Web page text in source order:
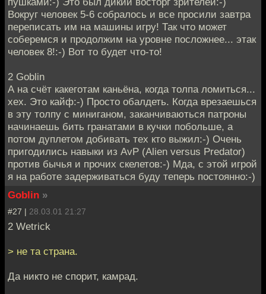
Вокруг человек 5-6 собралось и все просили завтра
переписать им на машины игру! Так что может
соберемся и продолжим на уровне посложнее... этак
человек 8!:-) Вот то будет что-то!
2 Goblin
А на счёт какеготам каньёна, когда толпа ломиться...
хех. Это кайф:-) Просто обалдеть. Когда врезаешься
в эту толпу с миниганом, заканчиваються патроны
начинаешь бить гранатами в кучки побольше, а
потом дуплетом добивать тех кто выжил:-) Очень
пригодились навыки из AvP (Alien versus Predator)
против бычья и прочих скелетов:-) Мда, с этой игрой
я на работе задерживаться буду теперь постоянно:-)
Goblin »
#27 | 28.03.01 21:27
2 Wetrick
> не та страна.
Да никто не спорит, камрад.